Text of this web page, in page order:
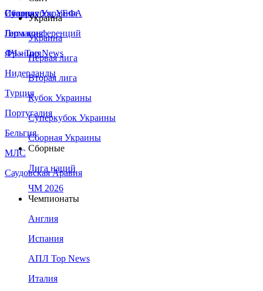
Сборная Украины
Италия
Германия
Франция
Нидерланды
Турция
Португалия
Бельгия
МЛС
Саудовская Аравия
Суперкубок УЕФА
Лига конференций
ЛЧ - Top News
Украина
Украина
Первая лига
Вторая лига
Кубок Украины
Суперкубок Украины
Сборная Украины
Сборные
Лига наций
ЧМ 2026
Чемпионаты
Англия
Испания
АПЛ Top News
Италия